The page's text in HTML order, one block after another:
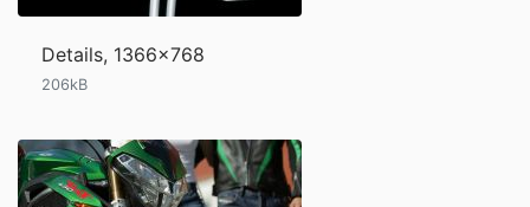
Details, 1366x768
206kB